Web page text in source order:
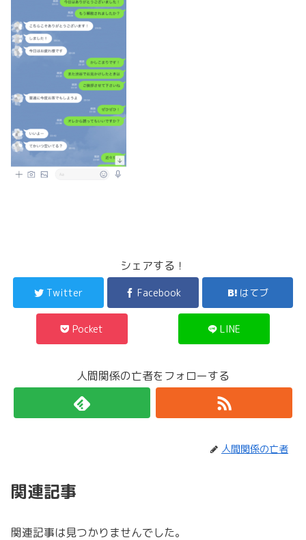
シェアする！
Twitter Facebook はてブ
Pocket LINE
人間関係の亡者をフォローする
人間関係の亡者
関連記事
関連記事は見つかりませんでした。